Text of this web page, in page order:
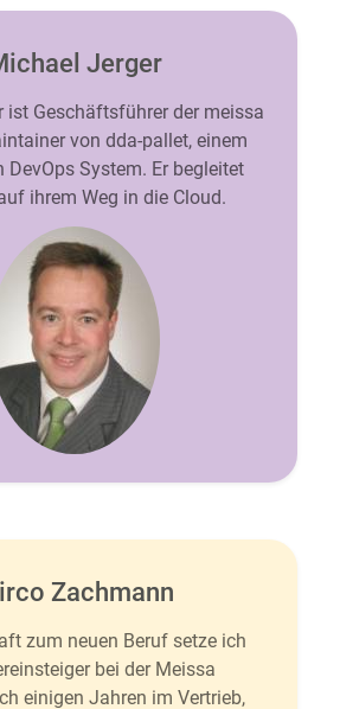
Jerger
ist Geschäftsführer der meissa
von dda-pallet, einem
DevOps System. Er begleitet
ihrem Weg in die Cloud.
Zachmann
zum neuen Beruf setze ich
bei der Meissa
einigen Jahren im Vertrieb,